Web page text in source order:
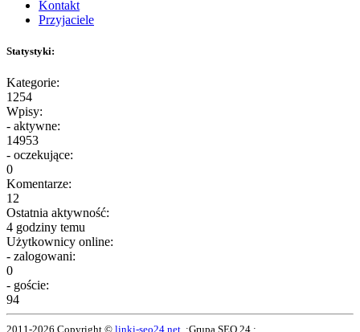
Kontakt
Przyjaciele
Statystyki:
Kategorie:
1254
Wpisy:
- aktywne:
14953
- oczekujące:
0
Komentarze:
12
Ostatnia aktywność:
4 godziny temu
Użytkownicy online:
- zalogowani:
0
- goście:
94
2011-2026 Copyright © linki-seo24.net .:Grupa SEO 24 :.